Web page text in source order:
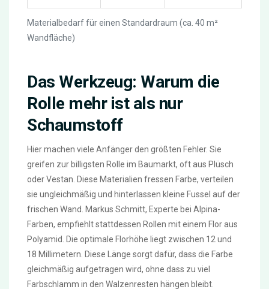
Materialbedarf für einen Standardraum (ca. 40 m²
Wandfläche)
Das Werkzeug: Warum die
Rolle mehr ist als nur
Schaumstoff
Hier machen viele Anfänger den größten Fehler. Sie
greifen zur billigsten Rolle im Baumarkt, oft aus Plüsch
oder Vestan. Diese Materialien fressen Farbe, verteilen
sie ungleichmäßig und hinterlassen kleine Fussel auf der
frischen Wand. Markus Schmitt, Experte bei Alpina-
Farben, empfiehlt stattdessen Rollen mit einem Flor aus
Polyamid. Die optimale Florhöhe liegt zwischen 12 und
18 Millimetern. Diese Länge sorgt dafür, dass die Farbe
gleichmäßig aufgetragen wird, ohne dass zu viel
Farbschlamm in den Walzenresten hängen bleibt.